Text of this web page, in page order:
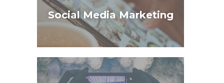
Social Media Marketing